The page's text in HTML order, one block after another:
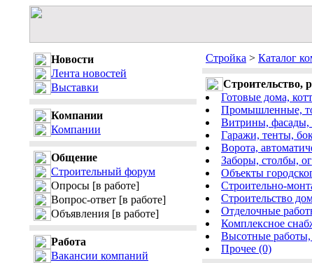
Новости
Лента новостей
Выставки
Компании
Компании
Общение
Строительный форум
Опросы [в работе]
Вопрос-ответ [в работе]
Объявления [в работе]
Работа
Вакансии компаний
Стройка > Каталог
Строительство,
Готовые дома,
Промышленные,
Витрины, фасады,
Гаражи, тенты,
Ворота,
Заборы, столбы,
Объекты
Cтроительно-
Cтроительство
Отделочные
Комплексное
Высотные
Прочее (0)